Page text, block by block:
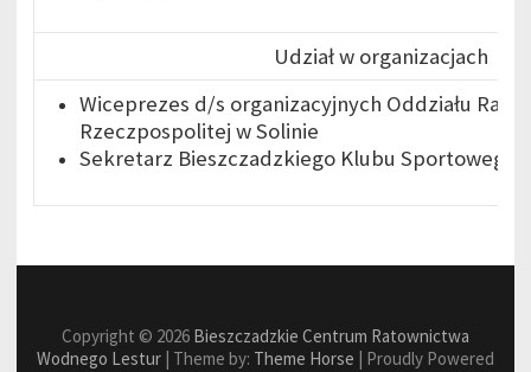
Udział w organizacjach
Wiceprezes d/s organizacyjnych Oddziału
Rzeczpospolitej w Solinie
Sekretarz Bieszczadzkiego Klubu Sportowego
Copyright © 2026 Bieszczadzkie Centrum Ratownictwa
Wodnego Lestur | Theme by: Theme Horse | Proudly Powered